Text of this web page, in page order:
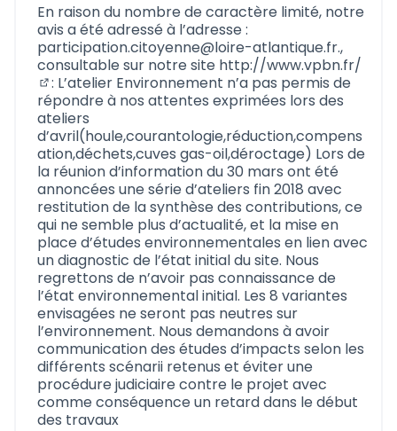
En raison du nombre de caractère limité, notre
avis a été adressé à l’adresse :
participation.citoyenne@loire-atlantique.fr.,
consultable sur notre site http://www.vpbn.fr/
(Nouvelle fenêtre)
: L’atelier Environnement n’a pas permis de
répondre à nos attentes exprimées lors des
ateliers
d’avril(houle,courantologie,réduction,compens
ation,déchets,cuves gas-oil,déroctage) Lors de
la réunion d’information du 30 mars ont été
annoncées une série d’ateliers fin 2018 avec
restitution de la synthèse des contributions, ce
qui ne semble plus d’actualité, et la mise en
place d’études environnementales en lien avec
un diagnostic de l’état initial du site. Nous
regrettons de n’avoir pas connaissance de
l’état environnemental initial. Les 8 variantes
envisagées ne seront pas neutres sur
l’environnement. Nous demandons à avoir
communication des études d’impacts selon les
différents scénarii retenus et éviter une
procédure judiciaire contre le projet avec
comme conséquence un retard dans le début
des travaux